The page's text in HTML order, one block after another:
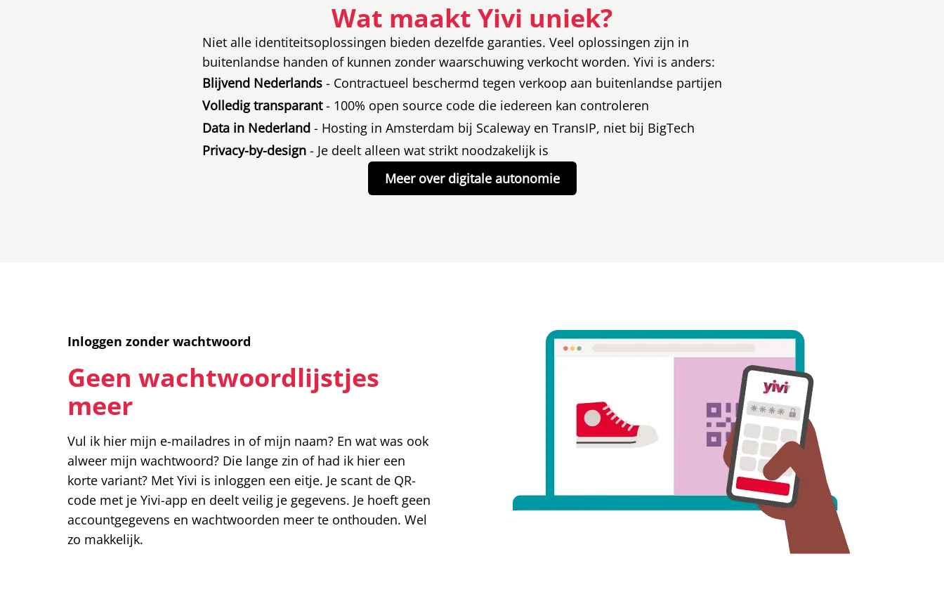
Wat maakt Yivi uniek?
Niet alle identiteitsoplossingen bieden dezelfde garanties. Veel oplossingen zijn in
buitenlandse handen of kunnen zonder waarschuwing verkocht worden. Yivi is anders:
Blijvend Nederlands - Contractueel beschermd tegen verkoop aan buitenlandse partijen
Volledig transparant- 100% open source code die iedereen kan controleren
Data in Nederland - Hosting in Amsterdam bij Scaleway en TransIP, niet bij BigTech
Privacy-by-design - Je deelt alleen wat strikt noodzakelijk is
Meer over digitale autonomie
Inloggen zonder wachtwoord
Geen wachtwoordlijstjes
meer
Vul ik hier mijn e-mailadres in of mijn naam? En wat was ook
alweer mijn wachtwoord? Die lange zin of had ik hier een
korte variant? Met Yivi is inloggen een eitje. Je scant de QR-
code met je Yivi-app en deelt veilig je gegevens. Je hoeft geen
accountgegevens en wachtwoorden meer te onthouden. Wel
zo makkelijk.